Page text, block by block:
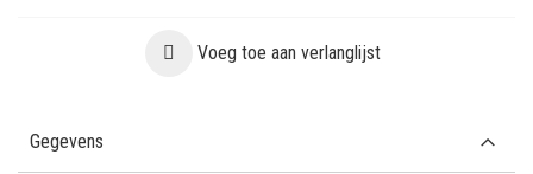
Voeg toe aan verlanglijst
Gegevens